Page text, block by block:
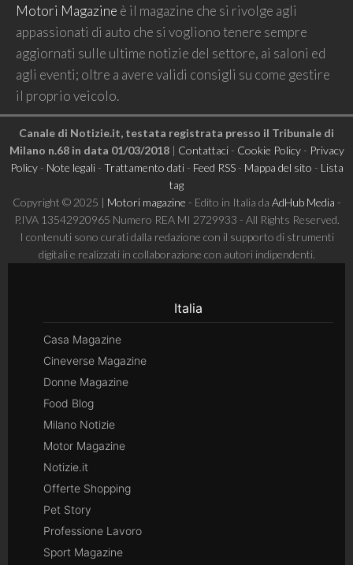
Motori Magazine è il magazine che si rivolge agli
appassionati di auto che si vogliono tenere sempre
aggiornati sulle ultime notizie del settore, ai saloni ed
agli eventi; oltre a avere validi consigli su come gestire
il proprio veicolo.
Canale di Notizie.it, testata registrata presso il Tribunale di
Milano n.68 in data 01/03/2018| Contattaci- Cookie Policy- Privacy
Policy- Note legali- Trattamento dati- Feed RSS- Mappa del sito - Lista
tag
Copyright © 2025 | Motori magazine - Edito in Italia da AdHub Media -
P.IVA 13542920965 Numero REA MI 2729933 - All Rights Reserved.
I contenuti sono curati dalla redazione con il supporto di strumenti
digitali e realizzati in collaborazione con autori indipendenti.
Italia
Casa Magazine
Cineverse Magazine
Donne Magazine
Food Blog
Milano Notizie
Motor Magazine
Notizie.it
Offerte Shopping
Pet Story
Professione Lavoro
Sport Magazine